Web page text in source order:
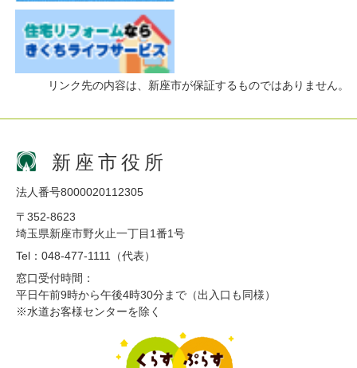
リンク先の内容は、新座市が保証するものではありません。
新座市役所
法人番号8000020112305
〒352-8623
埼玉県新座市野火止一丁目1番1号
Tel：048-477-1111（代表）
窓口受付時間：
平日午前9時から午後4時30分まで（出入口も同様）
※水道お客様センターを除く